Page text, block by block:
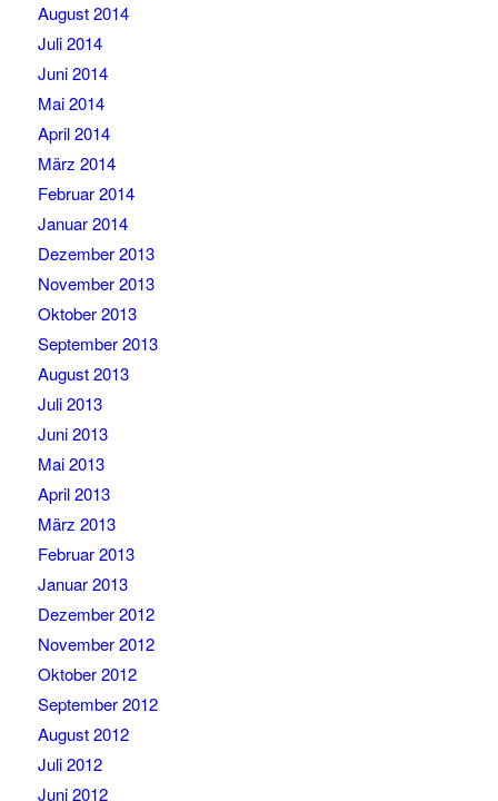
August 2014
Juli 2014
Juni 2014
Mai 2014
April 2014
März 2014
Februar 2014
Januar 2014
Dezember 2013
November 2013
Oktober 2013
September 2013
August 2013
Juli 2013
Juni 2013
Mai 2013
April 2013
März 2013
Februar 2013
Januar 2013
Dezember 2012
November 2012
Oktober 2012
September 2012
August 2012
Juli 2012
Juni 2012